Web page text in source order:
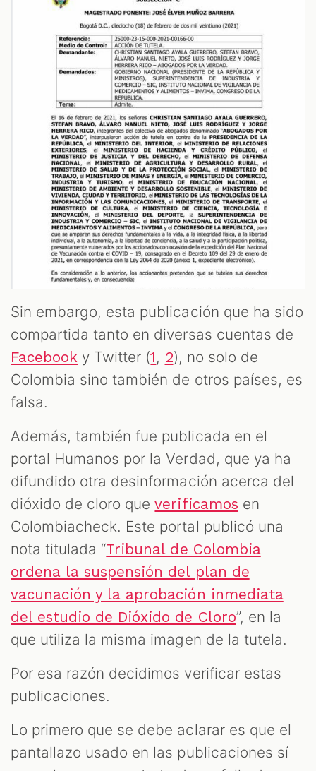
Sin embargo, esta publicación que ha sido
compartida tanto en diversas cuentas de
Facebook y Twitter (1, 2), no solo de
Colombia sino también de otros países, es
falsa.
Además, también fue publicada en el
portal Humanos por la Verdad, que ya ha
difundido otra desinformación acerca del
dióxido de cloro queverificamos en
Colombiacheck. Este portal publicó una
nota titulada “Tribunal de Colombia
ordena la suspensión del plan de
vacunación y la aprobación inmediata
del estudio de Dióxido de Cloro”, en la
que utiliza la misma imagen de la tutela.
Por esa razón decidimos verificar estas
publicaciones.
Lo primero que se debe aclarar es que el
pantallazo usado en las publicaciones sí